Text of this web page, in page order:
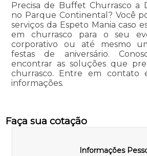
Precisa de Buffet Churrasco a
no Parque Continental? Você
serviços da Espeto Mania caso
em churrasco para o seu
corporativo ou até mesmo
festas de aniversário.
encontrar as soluções que
churrasco. Entre em contato
informações.
Faça sua cotação
Informações